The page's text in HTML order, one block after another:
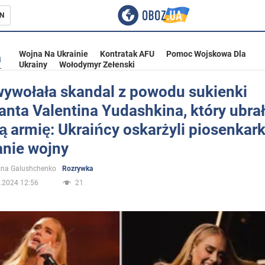
Ukrainie
Wojna Na Ukrainie Kontratak AFU
Pomoc Wojskowa Dla
Ukrainy
Wołodymyr Zełenski
skandal z powodu sukienki
Valentina Yudashkina, który ubrał
armię: Ukraińcy oskarżyli
wojny
Galushchenko
Rozrywka
12:56
21